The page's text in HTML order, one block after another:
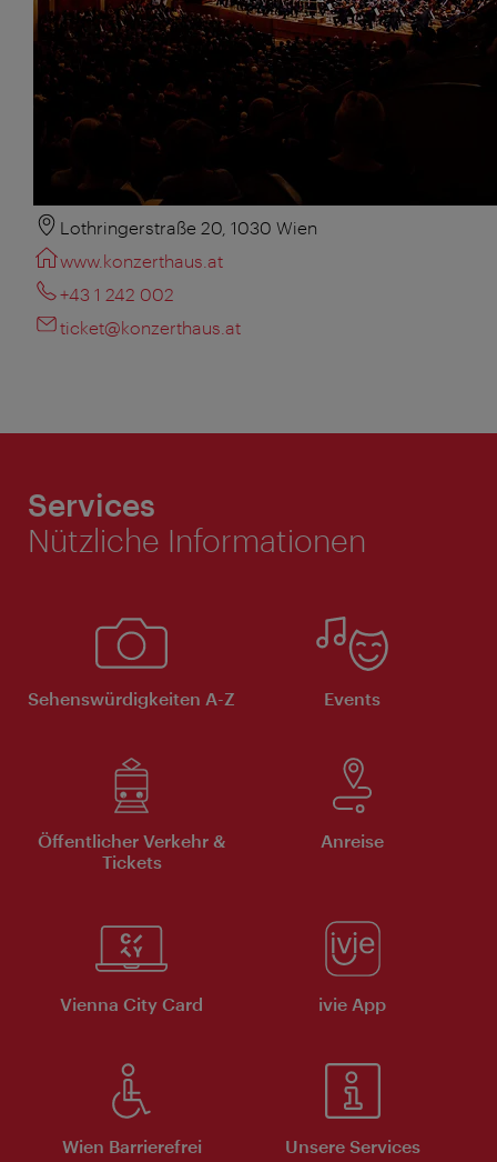
Lothringerstraße 20, 1030 Wien
www.konzerthaus.at
+43 1 242 002
ticket@konzerthaus.at
Services
Nützliche Informationen
Sehenswürdigkeiten A-Z Events
Öffentlicher Verkehr &
Tickets
Anreise
Vienna City Card ivie App
Wien Barrierefrei Unsere Services